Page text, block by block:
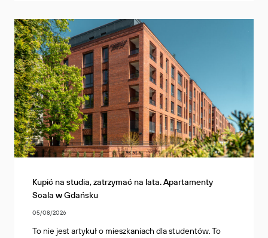
Kupić na studia, zatrzymać na lata. Apartamenty
Scala w Gdańsku
05/08/2026
To nie jest artykuł o mieszkaniach dla studentów. To